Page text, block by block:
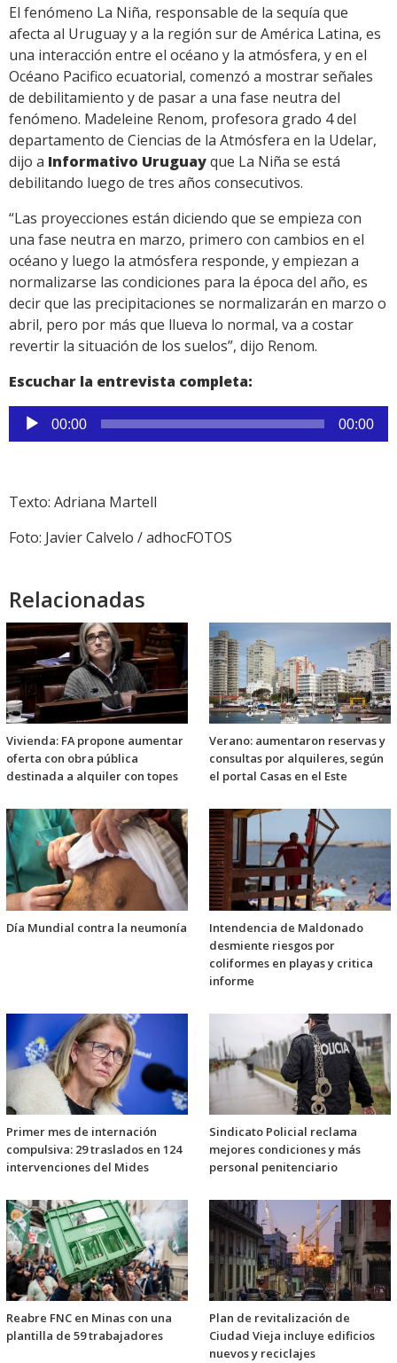
Link
El fenómeno La Niña, responsable de la sequía que
afecta al Uruguay y a la región sur de América Latina, es
una interacción entre el océano y la atmósfera, y en el
Océano Pacifico ecuatorial, comenzó a mostrar señales
de debilitamiento y de pasar a una fase neutra del
fenómeno. Madeleine Renom, profesora grado 4 del
departamento de Ciencias de la Atmósfera en la Udelar,
dijo a Informativo Uruguayque La Niña se está
debilitando luego de tres años consecutivos.
“Las proyecciones están diciendo que se empieza con
una fase neutra en marzo, primero con cambios en el
océano y luego la atmósfera responde, y empiezan a
normalizarse las condiciones para la época del año, es
decir que las precipitaciones se normalizarán en marzo o
abril, pero por más que llueva lo normal, va a costar
revertir la situación de los suelos”, dijo Renom.
Escuchar la entrevista completa:
Reproductor
de
00:00 00:00
Texto: Adriana Martell
Foto: Javier Calvelo / adhocFOTOS
Relacionadas
Vivienda: FA propone aumentar
oferta con obra pública
destinada a alquiler con topes
Verano: aumentaron reservas y
consultas por alquileres, según
el portal Casas en el Este
Día Mundial contra la neumonía
Intendencia de Maldonado
desmiente riesgos por
coliformes en playas y critica
informe
Primer mes de internación
compulsiva: 29 traslados en 124
intervenciones del Mides
Sindicato Policial reclama
mejores condiciones y más
personal penitenciario
Reabre FNC en Minas con una
plantilla de 59 trabajadores
Plan de revitalización de
Ciudad Vieja incluye edificios
nuevos y reciclajes